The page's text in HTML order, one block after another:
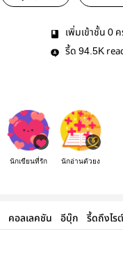
เพิ่มเข้าชั้น 0
รี้ด 94.5K
นักเขียนที่รัก นักอ่านตัวยง
คอลเลคชัน อีบุ๊ก รี้ดถึงไรต์